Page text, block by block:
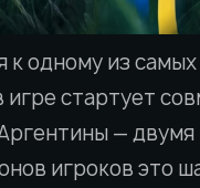
к одному из
игре стартует
—
игроков это